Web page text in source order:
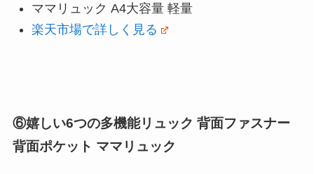
ママリュック A4大容量 軽量
楽天市場で詳しく見る
⑥嬉しい6つの多機能リュック 背面ファスナー
背面ポケット ママリュック